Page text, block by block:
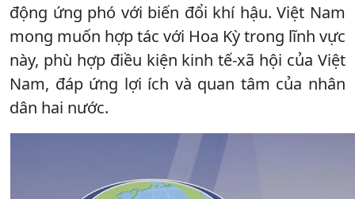
động ứng phó với biến đổi khí hậu. Việt Nam
mong muốn hợp tác với Hoa Kỳ trong lĩnh vực
này, phù hợp điều kiện kinh tế-xã hội của Việt
Nam, đáp ứng lợi ích và quan tâm của nhân
dân hai nước.